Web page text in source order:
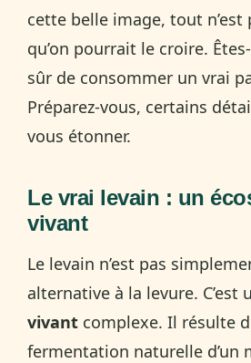
cette belle image, tout n’est
qu’on pourrait le croire.
sûr de consommer un vrai
Préparez-vous, certains
vous étonner.
Le vrai levain : un
vivant
Le levain n’est pas
alternative à la levure. C’est
vivant complexe. Il résulte
fermentation naturelle d’un